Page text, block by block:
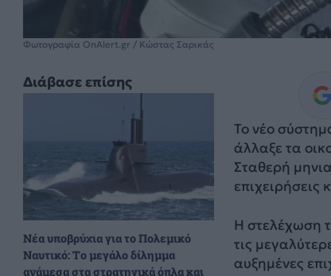
Φωτογραφία OnAlert.gr / Κώστας Σαρικάς
Διάβασε επίσης
Νέα υποβρύχια για το Πολεμικό
Ναυτικό: Το μεγάλο δίλημμα
ανάμεσα στα στρατηγικά όπλα και
Το νέο
άλλαξε τα
Σταθερή
Η στελέχωση
τις
αυξημένες